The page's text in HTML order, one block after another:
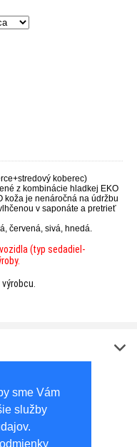
sme Vám
služby
koberec)
z kombinácie hladkej EKO
koža je nenáročná na údržbu
v saponáte a pretrieť
červená, sivá, hnedá.
(typ sedadiel-
62A
číslo: 14057/T